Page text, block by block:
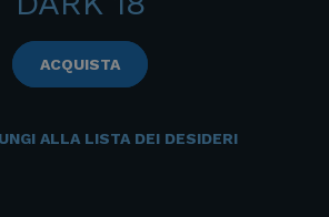
ACQUISTA
ALLA LISTA DEI DESIDERI